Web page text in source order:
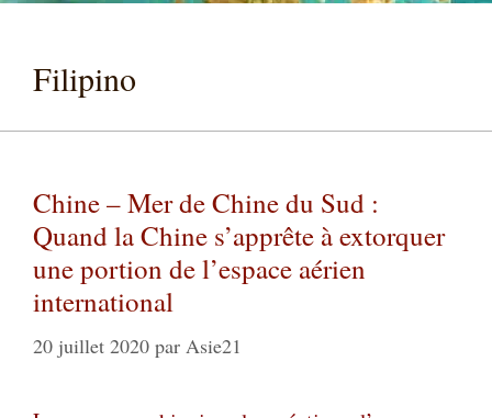
Filipino
Chine – Mer de Chine du Sud :
Quand la Chine s’apprête à extorquer
une portion de l’espace aérien
international
20 juillet 2020 par Asie21